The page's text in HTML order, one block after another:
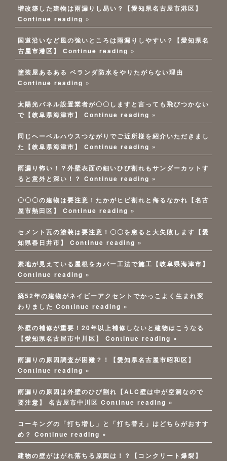
増改築した建物は雨漏りし易い？【愛知県名古屋市港区】
Continue reading »
国道沿いなど風の強いところは雨漏りしやすい？【愛知県名
古屋市港区】
Continue reading »
塗装屋あるある ベランダ防水をやりたがらない理由
Continue reading »
太陽光パネル設置業者が〇〇しますと言っても飛びつかない
で【岐阜県海津市】
Continue reading »
同じヘーベルハウスつながりでご近所様を紹介いただきまし
た【岐阜県海津市】
Continue reading »
雨漏り怖い！？外壁表面の細いひび割れもサンダーカットす
ると意外と深い！？ Continue reading »
〇〇〇の建物は要注意！たかがヒビ割れと侮るなかれ【名古
屋市熱田区】
Continue reading »
セメント瓦の塗装は要注意！〇〇を怠ると大失敗します【愛
知県春日井市】
Continue reading »
素地が見えている屋根をカバー工法で施工【岐阜県海津市】
Continue reading »
築52年の建物がネイビーアクセントでかっこよく生まれ変
わりました Continue reading »
外壁の補修が重要！20年以上補修しないと建物はこうなる
【愛知県名古屋市中川区】
Continue reading »
雨漏りの原因調査が困難？！【愛知県名古屋市昭和区】
Continue reading »
雨漏りの原因は外壁のひび割れ【ALC壁は中が空洞なので
要注意】 名古屋市中川区 Continue reading »
コーキングの「打ち増し」と「打ち替え」はどちらがおすす
め？ Continue reading »
建物の壁がはがれ落ちる原因は！？【コンクリート爆裂】